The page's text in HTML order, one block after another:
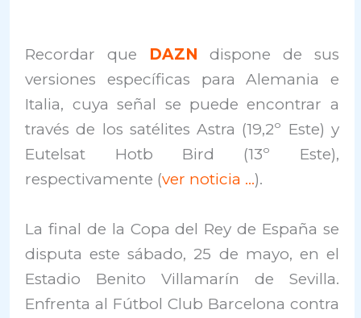
Recordar que DAZN dispone de sus
versiones específicas para Alemania e
Italia, cuya señal se puede encontrar a
través de los satélites Astra (19,2º Este) y
Eutelsat Hotb Bird (13º Este),
respectivamente (ver noticia …).
La final de la Copa del Rey de España se
disputa este sábado, 25 de mayo, en el
Estadio Benito Villamarín de Sevilla.
Enfrenta al Fútbol Club Barcelona contra